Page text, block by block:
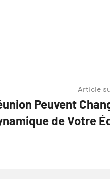
Article
Peuvent
de Votre